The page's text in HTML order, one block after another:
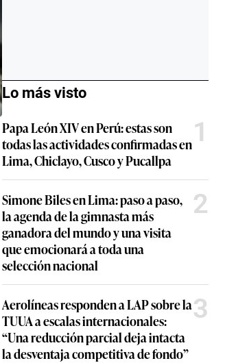
Lo más visto
Papa León XIV en Perú: estas son
todas las actividades confirmadas en
Lima, Chiclayo, Cusco y Pucallpa
1
Simone Biles en Lima: paso a paso,
la agenda de la gimnasta más
ganadora del mundo y una visita
que emocionará a toda una
selección nacional
2
Aerolíneas responden a LAP sobre la
TUUA a escalas internacionales:
“Una reducción parcial deja intacta
la desventaja competitiva de fondo”
3